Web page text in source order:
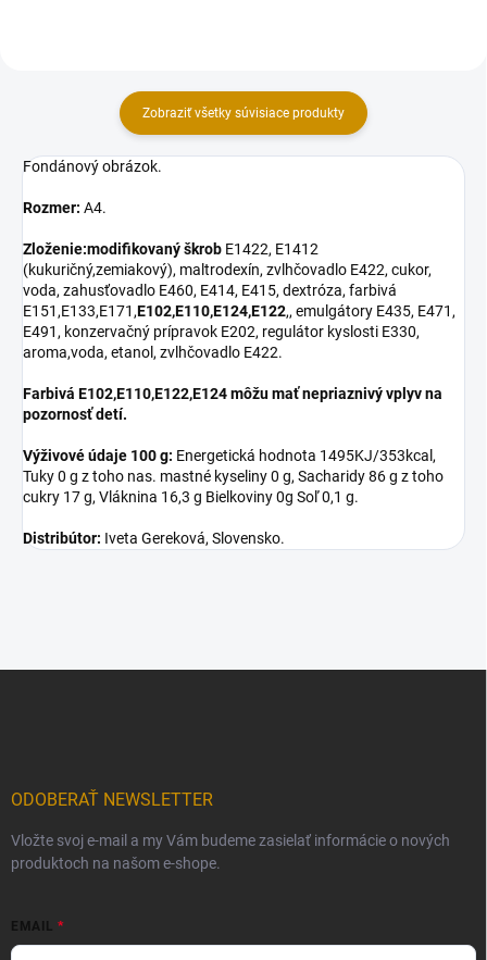
Zobraziť všetky súvisiace produkty
Fondánový obrázok.
Rozmer: A4.
Zloženie:modifikovaný škrob E1422, E1412
(kukuričný,zemiakový), maltrodexín, zvlhčovadlo E422, cukor,
voda, zahusťovadlo E460, E414, E415, dextróza, farbivá
E151,E133,E171,E102,E110,E124,E122,, emulgátory E435, E471,
E491, konzervačný prípravok E202, regulátor kyslosti E330,
aroma,voda, etanol, zvlhčovadlo E422.
Farbivá E102,E110,E122,E124 môžu mať nepriaznivý vplyv na
pozornosť detí.
Výživové údaje 100 g: Energetická hodnota 1495KJ/353kcal,
Tuky 0 g z toho nas. mastné kyseliny 0 g, Sacharidy 86 g z toho
cukry 17 g, Vláknina 16,3 g Bielkoviny 0g Soľ 0,1 g.
Distribútor: Iveta Gereková, Slovensko.
ODOBERAŤ NEWSLETTER
Vložte svoj e-mail a my Vám budeme zasielať informácie o nových
produktoch na našom e-shope.
EMAIL